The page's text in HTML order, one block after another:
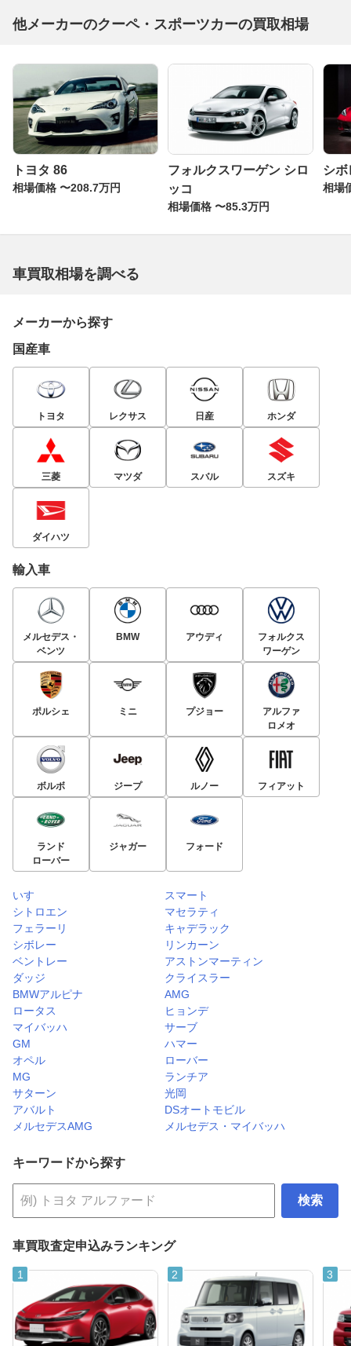
他メーカーのクーペ・スポーツカーの買取相場
トヨタ 86
相場価格 〜208.7万円
フォルクスワーゲン シロ
ッコ
相場価格 〜85.3万円
シボ
相場
車買取相場を調べる
メーカーから探す
国産車
トヨタ レクサス 日産 ホンダ
三菱 マツダ スバル スズキ
ダイハツ
輸入車
メルセデス・
ベンツ
BMW アウディ
フォルクス
ワーゲン
ポルシェ ミニ プジョー
アルファ
ロメオ
ボルボ ジープ ルノー フィアット
ランド
ローバー
ジャガー フォード
いすゞ
スマート
シトロエン
マセラティ
フェラーリ
キャデラック
シボレー
リンカーン
ベントレー
アストンマーティン
ダッジ
クライスラー
BMWアルピナ
AMG
ロータス
ヒョンデ
マイバッハ
サーブ
GM
ハマー
オペル
ローバー
MG
ランチア
サターン
光岡
アバルト
DSオートモビル
メルセデスAMG
メルセデス・マイバッハ
キーワードから探す
検索
車買取査定申込みランキング